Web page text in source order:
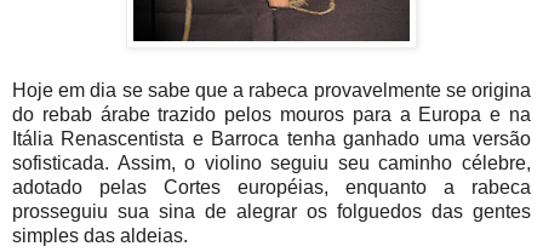
Hoje em dia se sabe que a rabeca provavelmente se origina
do rebab árabe trazido pelos mouros para a Europa e na
Itália Renascentista e Barroca tenha ganhado uma versão
sofisticada. Assim, o violino seguiu seu caminho célebre,
adotado pelas Cortes européias, enquanto a rabeca
prosseguiu sua sina de alegrar os folguedos das gentes
simples das aldeias.